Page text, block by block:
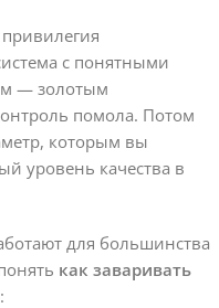
с понятными
— золотым
помола. Потом
которым вы
уровень качества в
для большинства
как заваривать